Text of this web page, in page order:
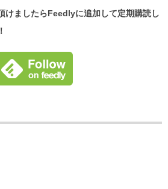
けましたらFeedlyに追加して定期購読し